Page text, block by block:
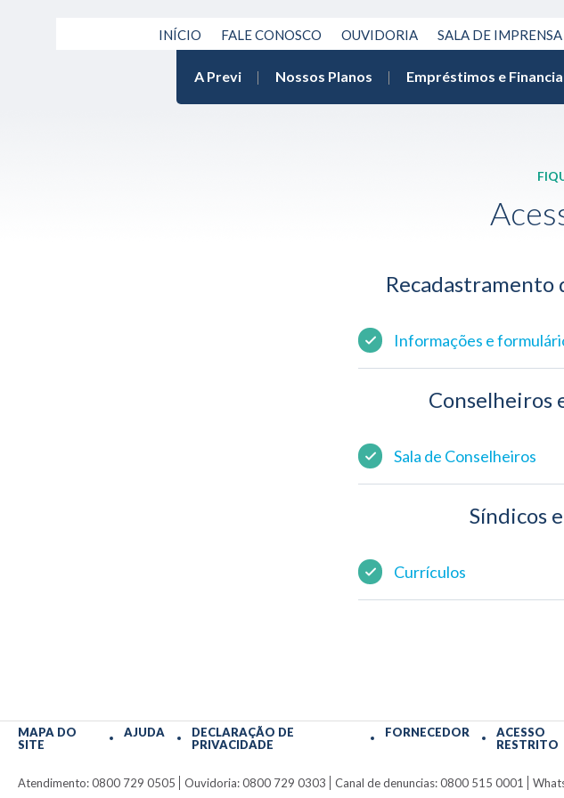
INÍCIO FALE CONOSCO OUVIDORIA SALA DE IMPRENSA
A Previ Nossos Planos Empréstimos e
Recadastramento
Informações e
Conselheiros
Sala de Conselheiros
Síndicos
Currículos
MAPA DO
SITE
AJUDA
DECLARAÇÃO DE
PRIVACIDADE
FORNECEDOR
ACESSO
RESTRITO
Atendimento: 0800 729 0505 Ouvidoria: 0800 729 0303 Canal de denuncias: 0800 515 0001